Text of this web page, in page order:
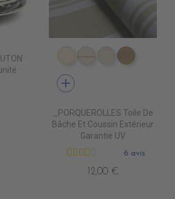
DD4010 DUNE
DD4020 SWIN
DD4030DD4040
add
_PORQUEROLLES Toile De
Bâche Et Coussin Extérieur
Garantie UV
6 avis
12,00 €